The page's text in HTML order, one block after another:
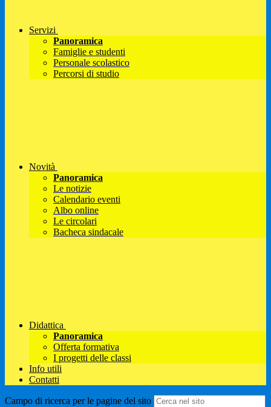
Servizi
Panoramica
Famiglie e studenti
Personale scolastico
Percorsi di studio
Novità
Panoramica
Le notizie
Calendario eventi
Albo online
Le circolari
Bacheca sindacale
Didattica
Panoramica
Offerta formativa
I progetti delle classi
Info utili
Contatti
Campo di ricerca per le pagine del sito